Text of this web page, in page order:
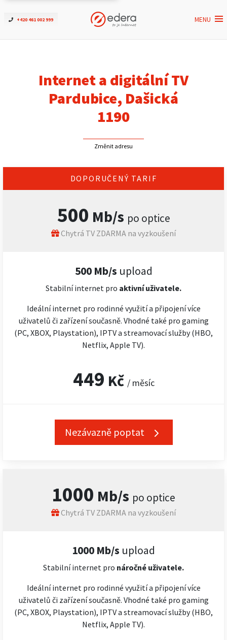
+420 461 002 999 MENU
Ověřit dostupnost
ČEZNET TV
Kontakt
Internet a digitální TV
Pardubice, Dašická
1190
Změnit adresu
DOPORUČENÝ TARIF
500 Mb/s po optice
Chytrá TV ZDARMA na vyzkoušení
500 Mb/s upload
Stabilní internet pro aktivní uživatele.
Ideální internet pro rodinné využití a připojení více
uživatelů či zařízení současně. Vhodné také pro gaming
(PC, XBOX, Playstation), IPTV a streamovací služby (HBO,
Netflix, Apple TV).
449 Kč / měsíc
Nezávazně poptat
1000 Mb/s po optice
Chytrá TV ZDARMA na vyzkoušení
1000 Mb/s upload
Stabilní internet pro náročné uživatele.
Ideální internet pro rodinné využití a připojení více
uživatelů či zařízení současně. Vhodné také pro gaming
(PC, XBOX, Playstation), IPTV a streamovací služby (HBO,
Netflix, Apple TV).